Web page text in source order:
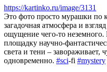
https://kartinko.ru/image/3131
Это фото просто мурашки по
загадочная атмосфера и
ощущение чего-то
площадку научно-
света и тени – завораживает,
одновременно. #sci-fi #mystery